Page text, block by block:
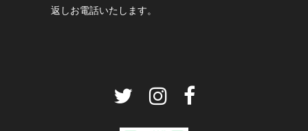
返しお電話いたします。